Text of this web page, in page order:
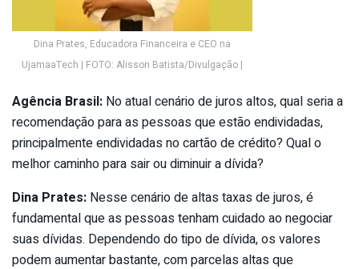
Dina Prates, Educadora Financeira e CEO na
UjamaaTech | FOTO: Alisson Batista/Divulgação |
Agência Brasil: No atual cenário de juros altos, qual seria a
recomendação para as pessoas que estão endividadas,
principalmente endividadas no cartão de crédito? Qual o
melhor caminho para sair ou diminuir a dívida?
Dina Prates: Nesse cenário de altas taxas de juros, é
fundamental que as pessoas tenham cuidado ao negociar
suas dívidas. Dependendo do tipo de dívida, os valores
podem aumentar bastante, com parcelas altas que